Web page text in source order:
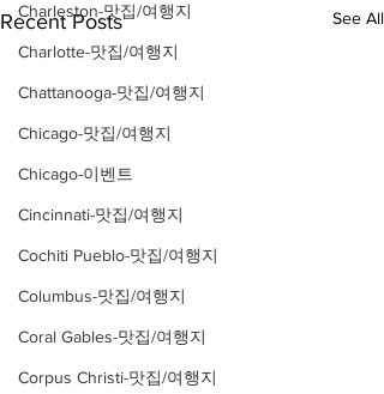
Charleston-맛집/여행지
Charlotte-맛집/여행지
Chattanooga-맛집/여행지
Chicago-맛집/여행지
Chicago-이벤트
Cincinnati-맛집/여행지
Cochiti Pueblo-맛집/여행지
Columbus-맛집/여행지
Coral Gables-맛집/여행지
Corpus Christi-맛집/여행지
Recent Posts See All